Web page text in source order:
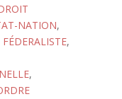
NATION,
FÉDERALISTE,
,